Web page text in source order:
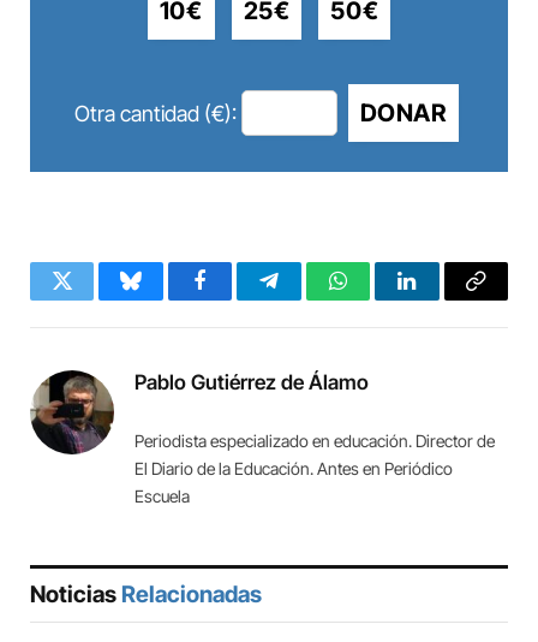
10€ 25€ 50€
Otra cantidad (€): DONAR
Twitter BlueskyFacebookTelegramWhatsAppLinkedInCopy
Pablo Gutiérrez de Álamo
Periodista especializado en educación. Director de
El Diario de la Educación. Antes en Periódico
Escuela
Noticias Relacionadas